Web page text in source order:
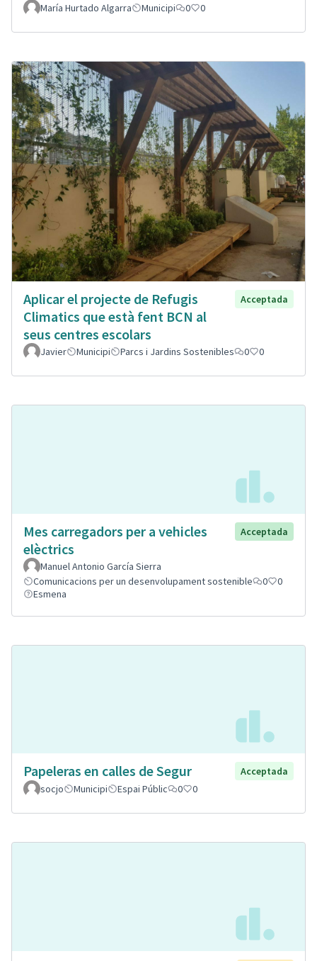
María Hurtado Algarra Municipi 0 0
Aplicar el projecte de Refugis
Climatics que està fent BCN al
seus centres escolars
Acceptada
Javier Municipi Parcs i Jardins Sostenibles 0 0
Mes carregadors per a vehicles
elèctrics
Acceptada
Manuel Antonio García Sierra
Comunicacions per un desenvolupament sostenible
0
0
Esmena
Papeleras en calles de Segur
Acceptada
socjo
Municipi Espai Públic 0 0